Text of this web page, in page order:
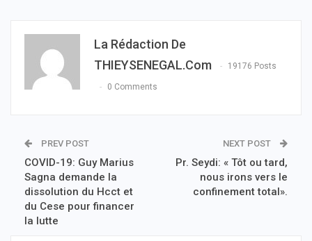
La Rédaction De
THIEYSENEGAL.com
19176 Posts
0 Comments
PREV POST
COVID-19: Guy Marius
Sagna demande la
dissolution du Hcct et
du Cese pour financer
la lutte
NEXT POST
Pr. Seydi: « Tôt ou tard,
nous irons vers le
confinement total».